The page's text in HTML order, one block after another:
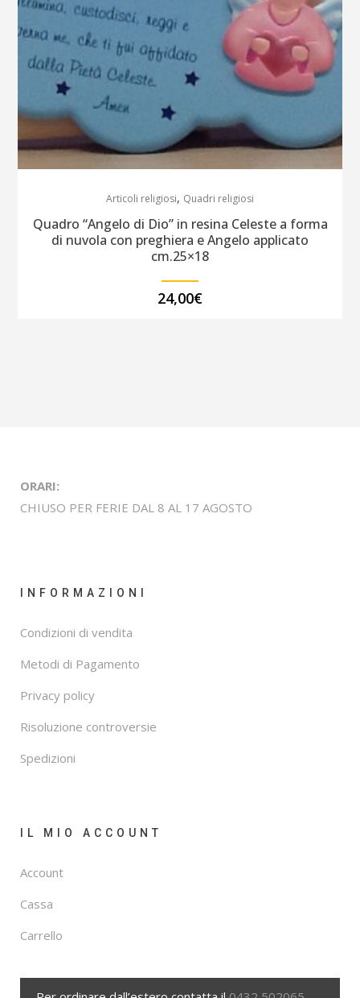
Articoli religiosi, Quadri religiosi
Quadro “Angelo di Dio” in resina Celeste a forma
di nuvola con preghiera e Angelo applicato
cm.25×18
24,00€
ORARI:
CHIUSO PER FERIE DAL 8 AL 17 AGOSTO
INFORMAZIONI
Condizioni di vendita
Metodi di Pagamento
Privacy policy
Risoluzione controversie
Spedizioni
IL MIO ACCOUNT
Account
Cassa
Carrello